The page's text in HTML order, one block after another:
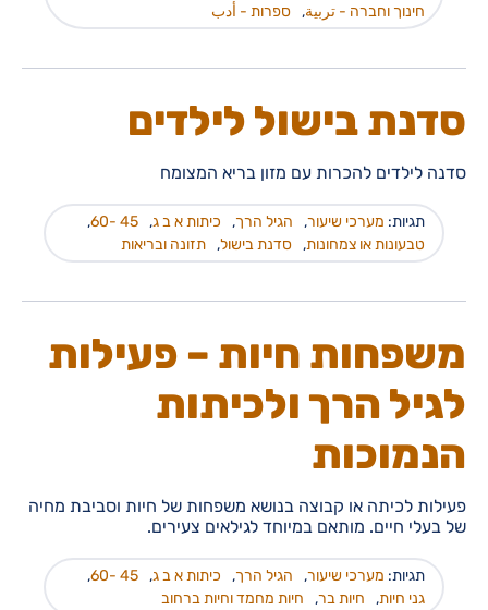
חינוך וחברה - تربية, ספרות - أدب
סדנת בישול לילדים
סדנה לילדים להכרות עם מזון בריא המצומח
תגיות: מערכי שיעור, הגיל הרך, כיתות א ב ג,
45 -60
,
טבעונות או צמחונות, סדנת בישול, תזונה ובריאות
משפחות חיות – פעילות
לגיל הרך ולכיתות
הנמוכות
פעילות לכיתה או קבוצה בנושא משפחות של חיות וסביבת מחיה
של בעלי חיים. מותאם במיוחד לגילאים צעירים.
תגיות: מערכי שיעור, הגיל הרך, כיתות א ב ג,
45 -60
,
גני חיות, חיות בר, חיות מחמד וחיות ברחוב